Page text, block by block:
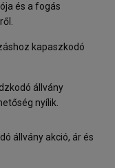
és a fogás
kapaszkodó
állvány
nyílik.
állvány akció, ár és